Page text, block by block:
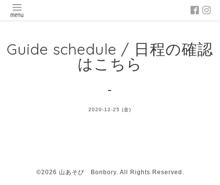
Guide schedule / 日程の確認
はこちら
-
2020-12-25 (金)
©2026 山あそび Bonbory. All Rights Reserved.